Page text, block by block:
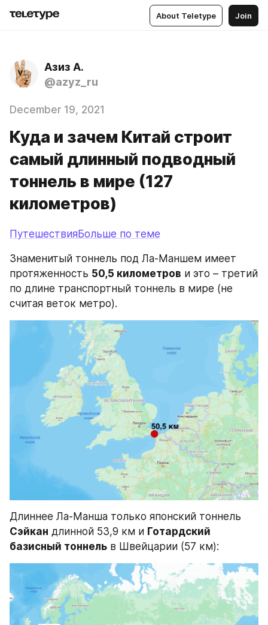
About Teletype Join
Азиз А.
@azyz_ru
December 19, 2021
Куда и зачем Китай строит
самый длинный подводный
тоннель в мире (127
километров)
ПутешествияБольше по теме
Знаменитый тоннель под Ла-Маншем имеет
протяженность 50,5 километров и это – третий
по длине транспортный тоннель в мире (не
считая веток метро).
Сэйкан длинной 53,9 км и Готардский
базисный тоннель в Швейцарии (57 км):